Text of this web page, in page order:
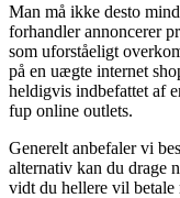
Man må ikke desto
forhandler annoncerer
som uforståeligt
på en uægte internet
heldigvis indbefattet af
fup online outlets.
Generelt anbefaler vi
alternativ kan du drage
vidt du hellere vil